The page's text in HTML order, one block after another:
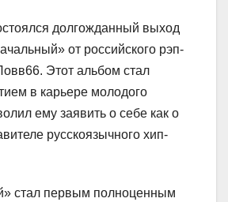
долгожданный выход
от российского рэп-
Этот альбом стал
в карьере молодого
ему заявить о себе как о
русскоязычного хип-
стал первым полноценным